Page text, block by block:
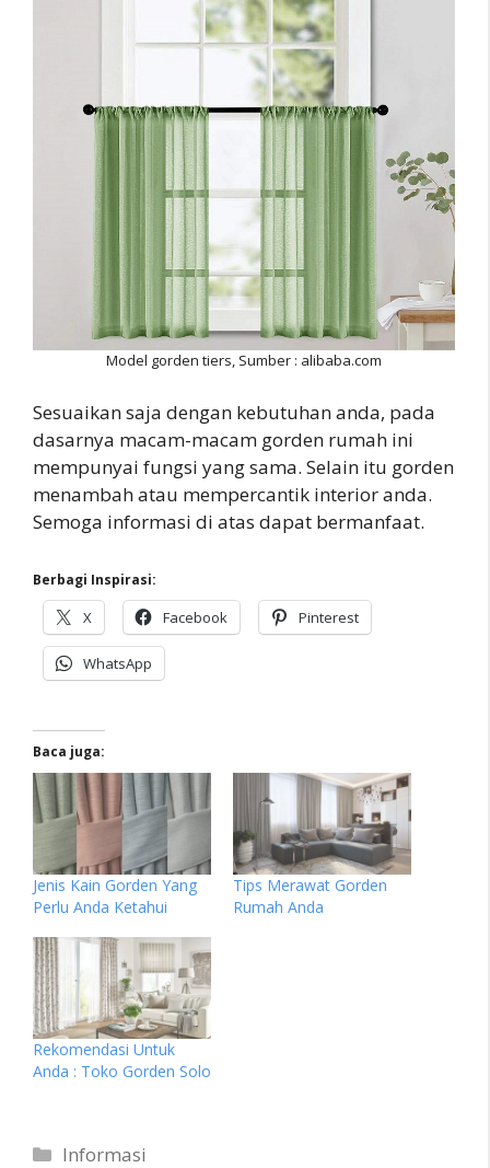
Model gorden tiers, Sumber : alibaba.com
Sesuaikan saja dengan kebutuhan anda, pada
dasarnya macam-macam gorden rumah ini
mempunyai fungsi yang sama. Selain itu gorden
menambah atau mempercantik interior anda.
Semoga informasi di atas dapat bermanfaat.
Berbagi Inspirasi:
X Facebook Pinterest
WhatsApp
Baca juga:
Jenis Kain Gorden Yang
Perlu Anda Ketahui
Tips Merawat Gorden
Rumah Anda
Rekomendasi Untuk
Anda : Toko Gorden Solo
Categories
Informasi